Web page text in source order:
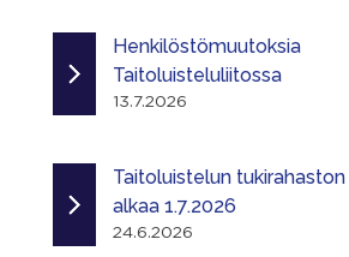
Henkilöstömuutoksia
Taitoluisteluliitossa
13.7.2026
Taitoluistelun tukirahaston
alkaa 1.7.2026
24.6.2026